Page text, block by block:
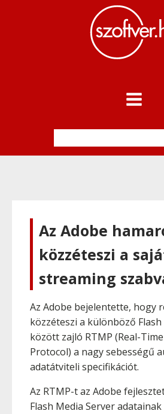
Az Adobe
közzéteszi a
streaming
Az Adobe bejelentette, hogy
közzéteszi a különböző
között zajló RTMP (Real-
Protocol) a nagy sebességű
adatátviteli specifikációt.
Az RTMP-t az Adobe
Flash Media Server adatainak